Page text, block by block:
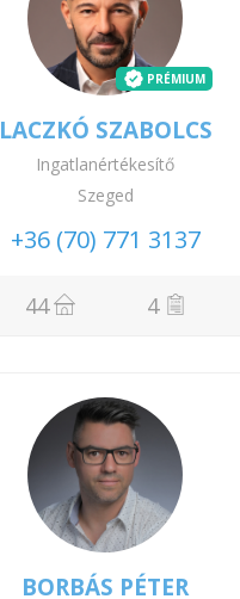
PRÉMIUM
LACZKÓ SZABOLCS
Ingatlanértékesítő
Szeged
+36 (70) 771 3137
44 4
BORBÁS PÉTER